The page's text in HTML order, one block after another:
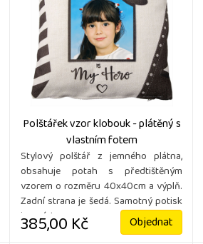
Polštářek vzor klobouk - plátěný s
vlastním fotem
Stylový polštář z jemného plátna,
obsahuje potah s předtištěným
vzorem o rozměru 40x40cm a výplň.
Zadní strana je šedá. Samotný potisk
je umíst ...
385,00 Kč Objednat